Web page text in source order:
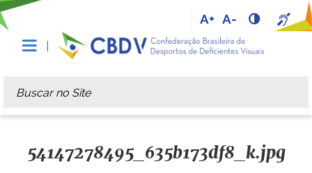
A+ A-
Busca
Busca Avançada…
54147278495_635b173df8_k.jpg